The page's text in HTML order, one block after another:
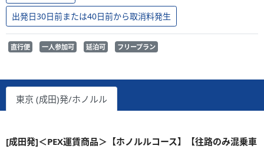
出発日30日前または40日前から取消料発生
直行便 一人参加可 延泊可 フリープラン
東京 (成田)発/ホノルル
[成田発]＜PEX運賃商品＞【ホノルルコース】【往路のみ混乗車